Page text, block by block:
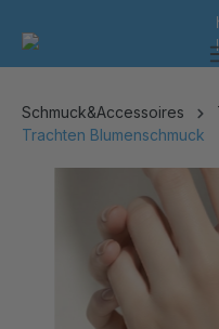
Trachten Blumenschmuck